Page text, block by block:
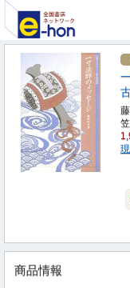
商品情報